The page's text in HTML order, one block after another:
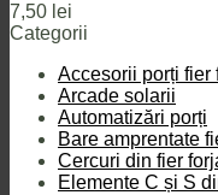
7,50 lei
Categorii
Accesorii porți fier
Arcade solarii
Automatizări porți
Bare amprentate
Cercuri din fier
Elemente C și S